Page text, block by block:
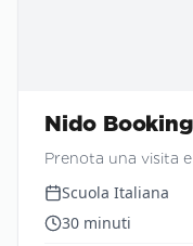
Nido
Prenota una visita
Scuola Italiana
30 minuti